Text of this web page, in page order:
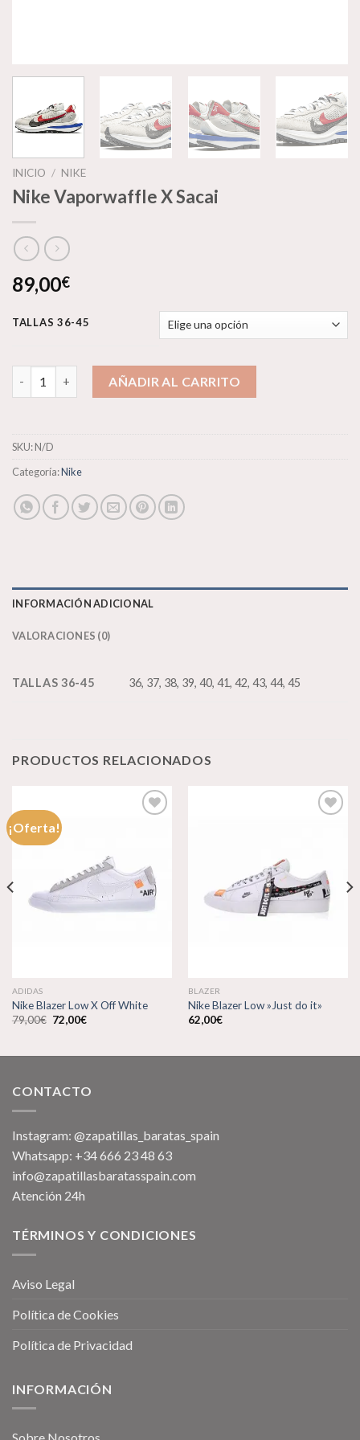
INICIO / NIKE
Nike Vaporwaffle X Sacai
89,00€
TALLAS 36-45
Nike Vaporwaffle X Sacai cantidad
AÑADIR AL CARRITO
SKU:N/D
Categoría:Nike
INFORMACIÓN ADICIONAL
VALORACIONES (0)
TALLAS 36-45 36, 37, 38, 39, 40, 41, 42, 43, 44, 45
PRODUCTOS RELACIONADOS
¡Oferta!
a la
lista de
deseos
ADIDAS
Nike Blazer Low X Off White
79,00€ El
precio
72,00€El
lista de
deseos
BLAZER
Nike Blazer Low »Just do it»
62,00€
CONTACTO
Instagram: @zapatillas_baratas_spain
Whatsapp: +34 666 23 48 63
info@zapatillasbaratasspain.com
Atención 24h
TÉRMINOS Y CONDICIONES
Aviso Legal
Política de Cookies
Política de Privacidad
INFORMACIÓN